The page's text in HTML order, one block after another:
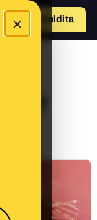
×
Hazte Maldito
a